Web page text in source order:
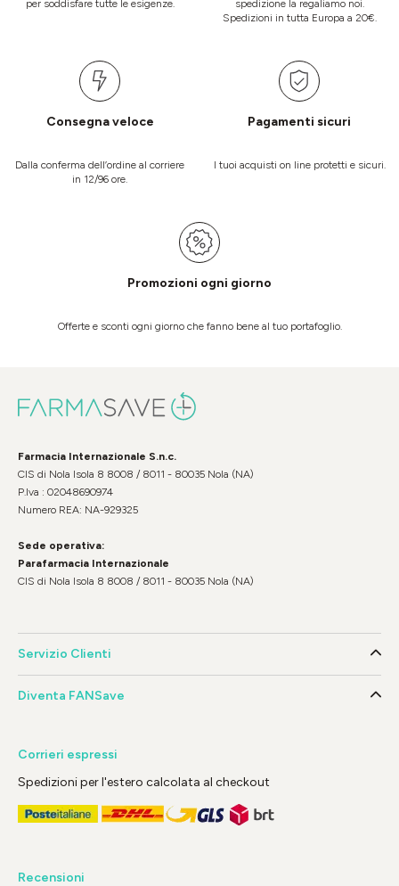
per soddisfare tutte le esigenze.
spedizione la regaliamo noi.
Spedizioni in tutta Europa a 20€.
Consegna veloce
Dalla conferma dell’ordine al corriere
in 12/96 ore.
Pagamenti sicuri
I tuoi acquisti on line protetti e sicuri.
Promozioni ogni giorno
Offerte e sconti ogni giorno che fanno bene al tuo portafoglio.
Farmacia Internazionale S.n.c.
CIS di Nola Isola 8 8008 / 8011 - 80035 Nola (NA)
P.Iva : 02048690974
Numero REA: NA-929325
Sede operativa:
Parafarmacia Internazionale
CIS di Nola Isola 8 8008 / 8011 - 80035 Nola (NA)
Servizio Clienti
Diventa FANSave
Corrieri espressi
Spedizioni per l'estero calcolata al checkout
Recensioni